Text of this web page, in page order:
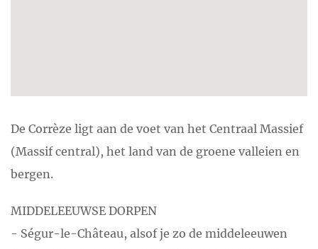
De Corrèze ligt aan de voet van het Centraal Massief
(Massif central), het land van de groene valleien en
bergen.
MIDDELEEUWSE DORPEN
- Ségur-le-Château, alsof je zo de middeleeuwen